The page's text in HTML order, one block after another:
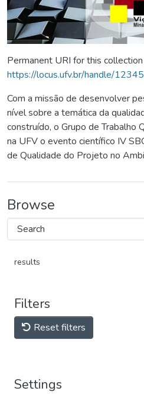
Permanent URI for this collection
https://locus.ufv.br/handle/
Com a missão de desenvolver
nível sobre a temática da
construído, o Grupo de Trabalho
na UFV o evento científico IV
de Qualidade do Projeto no
Browse
results
Filters
Reset filters
Settings